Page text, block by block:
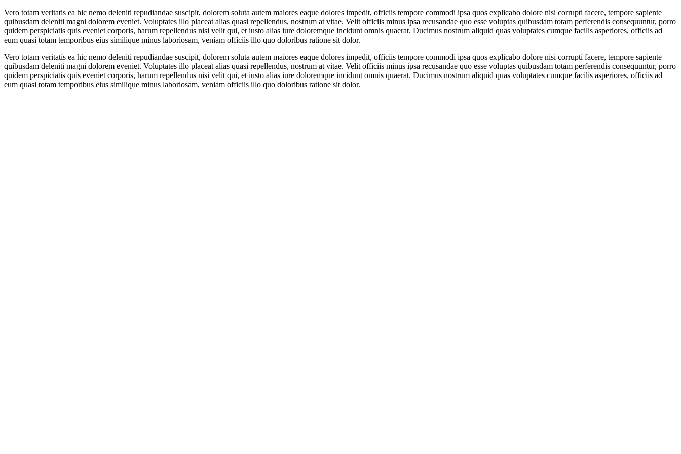
Vero totam veritatis ea hic nemo deleniti repudiandae suscipit, dolorem soluta autem maiores eaque dolores impedit, officiis tempore commodi ipsa quos explicabo dolore nisi corrupti facere, tempore sapiente
quibusdam deleniti magni dolorem eveniet. Voluptates illo placeat alias quasi repellendus, nostrum at vitae. Velit officiis minus ipsa recusandae quo esse voluptas quibusdam totam perferendis consequuntur, porro
quidem perspiciatis quis eveniet corporis, harum repellendus nisi velit qui, et iusto alias iure doloremque incidunt omnis quaerat. Ducimus nostrum aliquid quas voluptates cumque facilis asperiores, officiis ad
eum quasi totam temporibus eius similique minus laboriosam, veniam officiis illo quo doloribus ratione sit dolor.
Vero totam veritatis ea hic nemo deleniti repudiandae suscipit, dolorem soluta autem maiores eaque dolores impedit, officiis tempore commodi ipsa quos explicabo dolore nisi corrupti facere, tempore sapiente
quibusdam deleniti magni dolorem eveniet. Voluptates illo placeat alias quasi repellendus, nostrum at vitae. Velit officiis minus ipsa recusandae quo esse voluptas quibusdam totam perferendis consequuntur, porro
quidem perspiciatis quis eveniet corporis, harum repellendus nisi velit qui, et iusto alias iure doloremque incidunt omnis quaerat. Ducimus nostrum aliquid quas voluptates cumque facilis asperiores, officiis ad
eum quasi totam temporibus eius similique minus laboriosam, veniam officiis illo quo doloribus ratione sit dolor.